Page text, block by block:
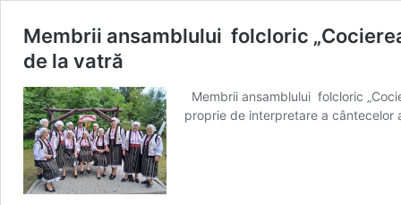
Membrii ansamblului folcloric
de la vatră
Membrii ansamblului folcloric
proprie de interpretare a